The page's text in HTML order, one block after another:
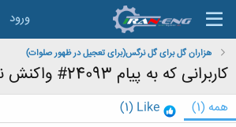
ورود
هزاران گل برای گل نرگس(برای تعجیل در ظهور صلوات)
کاربرانی که به پیام 24093# واکنش نشان داده اند
همه (1)
Like
(1)